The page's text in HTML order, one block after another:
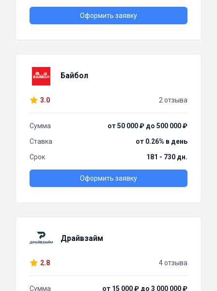
Оформить заявку
Байбол
3.0 2 отзыва
Сумма
от 50 000 ₽ до 500 000 ₽
Ставка
от 0.26% в день
Срок
181 - 730 дн.
Оформить заявку
Драйвзайм
2.8 4 отзыва
Сумма
от 15 000 ₽ до 3 000 000 ₽